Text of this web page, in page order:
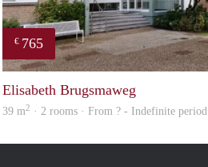
€ 765
Elisabeth Brugsmaweg
39 m2 · 2 rooms · From ? - Indefinite period